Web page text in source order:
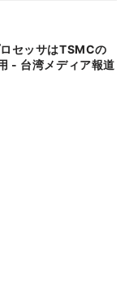
セッサはTSMCの
- 台湾メディア報道